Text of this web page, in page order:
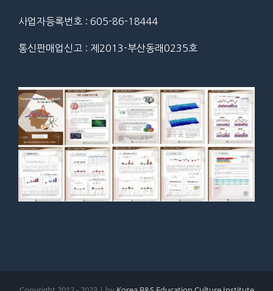
사업자등록번호 : 605-86-18444
통신판매업신고 : 제2013-부산동래0235호